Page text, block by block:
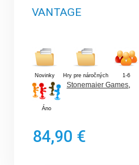
VANTAGE
Novinky Hry pre náročných 1-6
Áno
Stonemaier Games,
84,90 €